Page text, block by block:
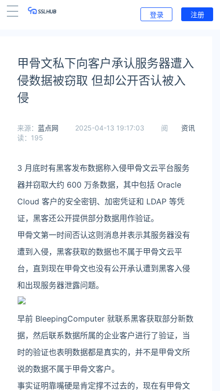
登录 注册
甲骨文私下向客户承认服务器遭入
侵数据被窃取 但却公开否认被入
侵
资讯
来源： 蓝点网 2025-04-13 19:17:03
阅
读：195
3 月底时有黑客发布数据称入侵甲骨文云平台服务
器并窃取大约 600 万条数据，其中包括 Oracle
Cloud 客户的安全密钥、加密凭证和 LDAP 等凭
证，黑客还公开提供部分数据用作验证。
甲骨文第一时间否认这则消息并表示其服务器没有
遭到入侵，黑客获取的数据也不属于甲骨文云平
台，直到现在甲骨文也没有公开承认遭到黑客入侵
和出现服务器泄露问题。
早前 BleepingComputer 就联系黑客获取部分新数
据，然后联系数据所属的企业客户进行了验证，当
时的验证也表明数据都是真实的，并不是甲骨文所
说的数据不属于甲骨文客户。
事实证明靠嘴硬是肯定撑不过去的，现在有甲骨文